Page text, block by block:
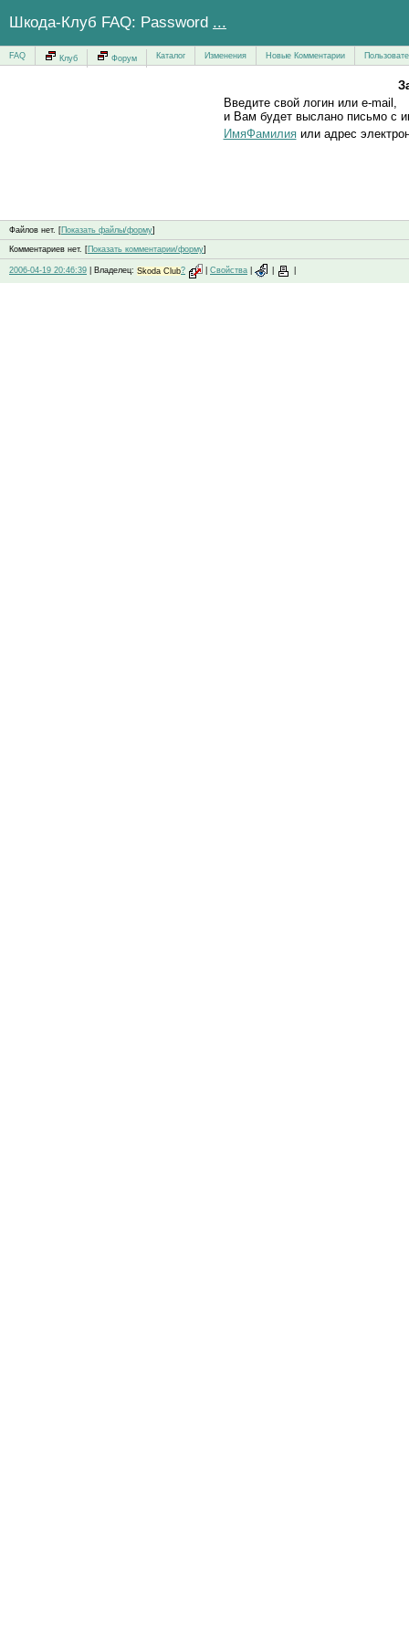
Шкода-Клуб FAQ: Password ...
FAQ Клуб Форум Каталог Изменения Новые Комментарии
Введите свой логин или e-mail,
и Вам будет выслано письмо с
ИмяФамилияили адрес
Файлов нет. [Показать файлы/форму]
Комментариев нет. [Показать комментарии/форму]
2006-04-19 20:46:39 | Владелец: Skoda Club? Свойства